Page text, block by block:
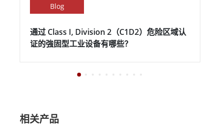
Blog
通过 Class I, Division 2（C1D2）危险区域认
证的強固型工业设备有哪些？
相关产品